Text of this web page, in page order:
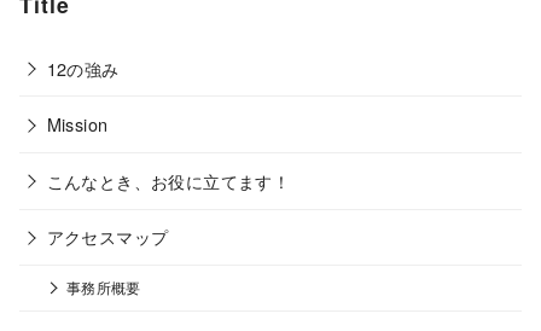
12の強み
Mission
こんなとき、お役に立てます！
アクセスマップ
事務所概要